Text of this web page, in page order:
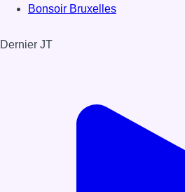
Bonsoir Bruxelles
Dernier JT